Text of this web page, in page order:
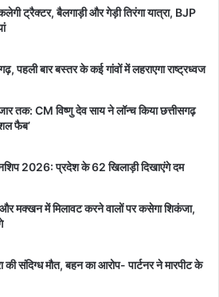
ट्रैक्टर, बैलगाड़ी और गेड़ी तिरंगा यात्रा, BJP
पहली बार बस्तर के कई गांवों में लहराएगा राष्ट्रध्वज
तक: CM विष्णु देव साय ने लॉन्च किया छत्तीसगढ़
फैब’
2026: प्रदेश के 62 खिलाड़ी दिखाएंगे दम
मक्खन में मिलावट करने वालों पर कसेगा शिकंजा,
की संदिग्ध मौत, बहन का आरोप- पार्टनर ने मारपीट के